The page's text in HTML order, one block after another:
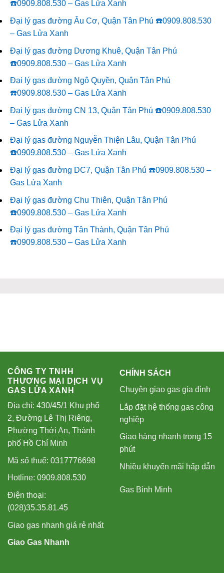
☎️0909.808.530 – Gas Lửa Xanh
Đại lý gas đường Âu Cơ, Quận Tân Phú ☎️0909.808.530
– Gas Lửa Xanh
Đại lý gas đường Dương Khuê, Quận Tân Phú
☎️0909.808.530 – Gas Lửa Xanh
Đại lý gas đường Ngô Quyền, Quận Tân Phú
☎️0909.808.530 – Gas Lửa Xanh
Đại lý gas đường CN 13, Quận Tân Phú ☎️0909.808.530
– Gas Lửa Xanh
Đại lý gas đường Nguyễn Thiện Lâu, Quận Tân Phú
☎️0909.808.530 – Gas Lửa Xanh
Đại lý gas đường DC7, Quận Tân Phú ☎️0909.808.530 –
Gas Lửa Xanh
Đại lý gas đường Chu Thiên, Quận Tân Phú
☎️0909.808.530 – Gas Lửa Xanh
Đại lý gas đường Tân Thành, Quận Tân Phú
☎️0909.808.530 – Gas Lửa Xanh
CÔNG TY TNHH
THƯƠNG MẠI DỊCH VỤ
GAS LỬA XANH
Địa chỉ: 430/45/1 Khu phố
2, Đường Lê Thị Riêng,
Phường Thới An, Thành
phố Hồ Chí Minh
Mã số thuế: 0317776698
Hotline: 0909.808.530
Điện thoại:
(028)35.35.81.45
Giao gas nhanh giá rẻ nhất
Giao Gas Nhanh
CHÍNH SÁCH
Chuyên giao gas gia đình
Lắp đặt hệ thống gas công
nghiệp
Giao hàng nhanh trong 15
phút
Nhiều khuyến mãi hấp dẫn
Gas Bình Minh